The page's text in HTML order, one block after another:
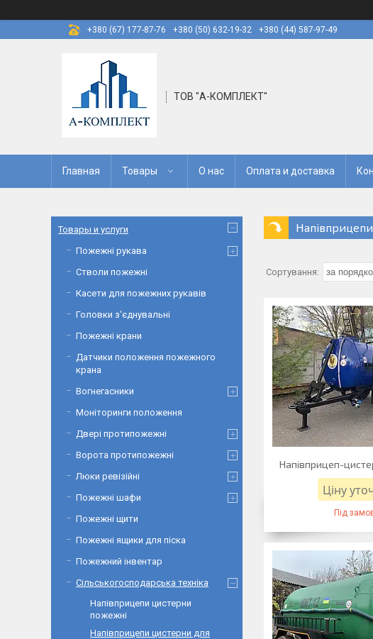
+380 (67) 177-87-76 +380 (50) 632-19-32 +380 (44) 587-97-49
ТОВ "А-КОМПЛЕКТ"
Главная Товары О нас Оплата и доставка
Напівприцеп-
Ціну
Під
Товары и услуги
Пожежні рукава
Стволи пожежні
Касети для пожежних рукавів
Головки з'єднувальні
Пожежні крани
Датчики положення пожежного
крана
Вогнегасники
Моніторинги положення
Двері протипожежні
Ворота протипожежні
Люки ревізійні
Пожежні шафи
Пожежні щити
Пожежні ящики для піска
Пожежний інвентар
Сільськогосподарська техніка
Напівприцепи цистерни
пожежні
Напівприцепи цистерни для